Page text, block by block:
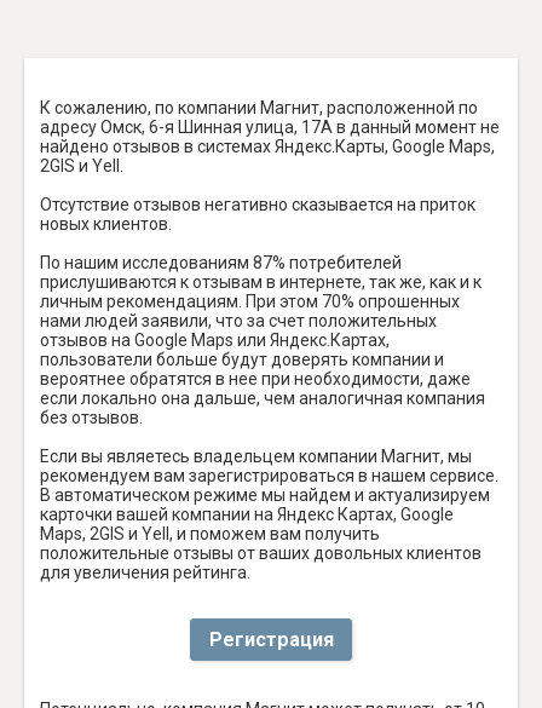
К сожалению, по компании Магнит, расположенной по
адресу Омск, 6-я Шинная улица, 17А в данный момент не
найдено отзывов в системах Яндекс.Карты, Google Maps,
2GIS и Yell.
Отсутствие отзывов негативно сказывается на приток
новых клиентов.
По нашим исследованиям 87% потребителей
прислушиваются к отзывам в интернете, так же, как и к
личным рекомендациям. При этом 70% опрошенных
нами людей заявили, что за счет положительных
отзывов на Google Maps или Яндекс.Картах,
пользователи больше будут доверять компании и
вероятнее обратятся в нее при необходимости, даже
если локально она дальше, чем аналогичная компания
без отзывов.
Если вы являетесь владельцем компании Магнит, мы
рекомендуем вам зарегистрироваться в нашем сервисе.
В автоматическом режиме мы найдем и актуализируем
карточки вашей компании на Яндекс Картах, Google
Maps, 2GIS и Yell, и поможем вам получить
положительные отзывы от ваших довольных клиентов
для увеличения рейтинга.
Регистрация